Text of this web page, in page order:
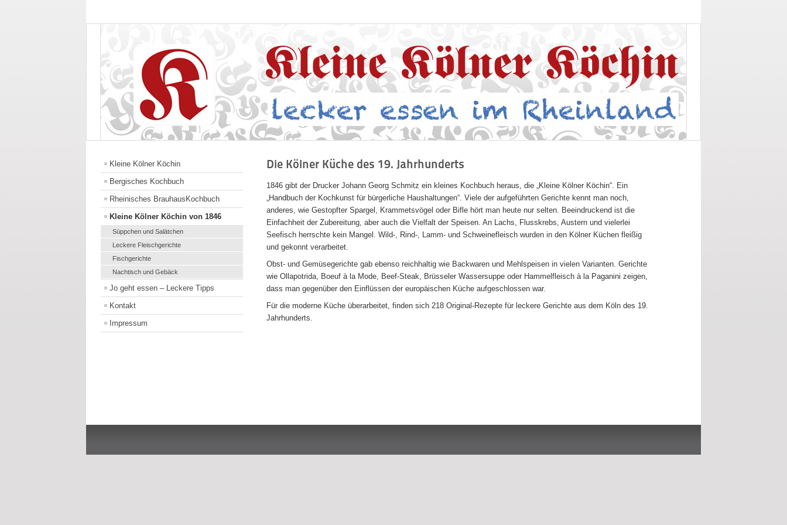
Kleine Kölner Köchin
Bergisches Kochbuch
Rheinisches BrauhausKochbuch
Kleine Kölner Köchin von 1846
Süppchen und Salätchen
Leckere Fleischgerichte
Fischgerichte
Nachtisch und Gebäck
Jo geht essen – Leckere Tipps
Kontakt
Impressum
Die Kölner Küche des 19. Jahrhunderts
1846 gibt der Drucker Johann Georg Schmitz ein kleines Kochbuch heraus, die „Kleine Kölner Köchin“. Ein
„Handbuch der Kochkunst für bürgerliche Haushaltungen“. Viele der aufgeführten Gerichte kennt man noch,
anderes, wie Gestopfter Spargel, Krammetsvögel oder Bifle hört man heute nur selten. Beeindruckend ist die
Einfachheit der Zubereitung, aber auch die Vielfalt der Speisen. An Lachs, Flusskrebs, Austern und vielerlei
Seefisch herrschte kein Mangel. Wild-, Rind-, Lamm- und Schweinefleisch wurden in den Kölner Küchen fleißig
und gekonnt verarbeitet.
Obst- und Gemüsegerichte gab ebenso reichhaltig wie Backwaren und Mehlspeisen in vielen Varianten. Gerichte
wie Ollapotrida, Boeuf à la Mode, Beef-Steak, Brüsseler Wassersuppe oder Hammelfleisch à la Paganini zeigen,
dass man gegenüber den Einflüssen der europäischen Küche aufgeschlossen war.
Für die moderne Küche überarbeitet, finden sich 218 Original-Rezepte für leckere Gerichte aus dem Köln des 19.
Jahrhunderts.